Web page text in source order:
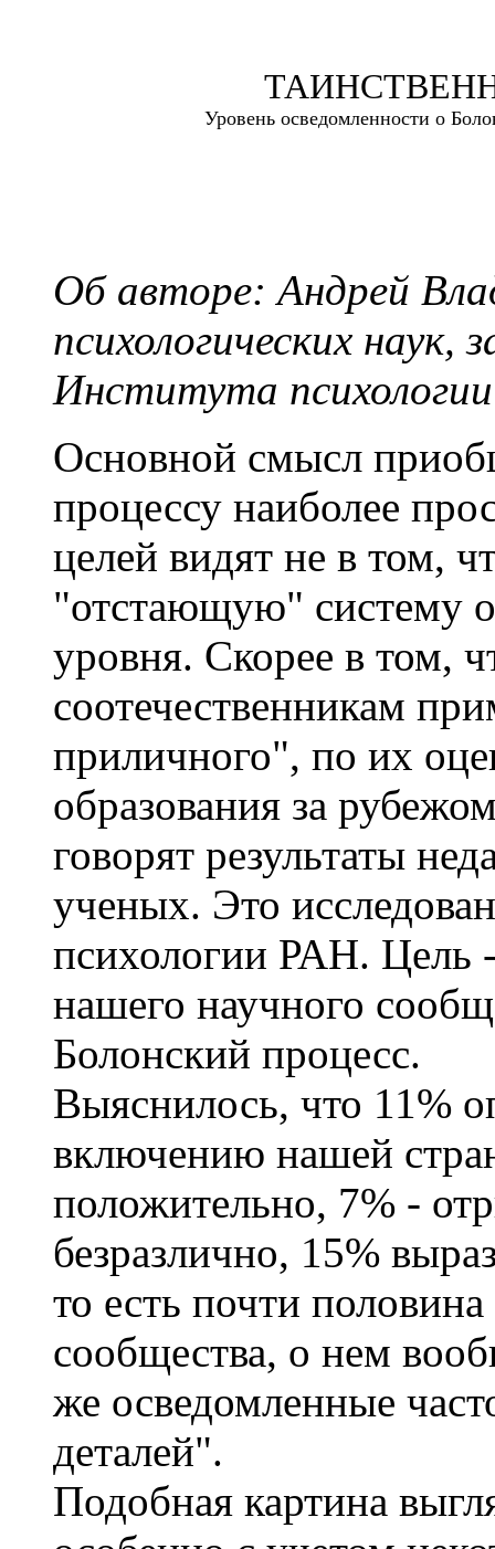
Уровень осведомленности о
Об авторе: Андрей
психологических
Института
Основной смысл
процессу наиболее
целей видят не в том,
"отстающую" систему
уровня. Скорее в том,
соотечественникам
приличного", по их
образования за
говорят результаты
ученых. Это
психологии РАН. Цель
нашего научного
Болонский процесс.
Выяснилось, что 11%
включению нашей
положительно, 7% -
безразлично, 15%
то есть почти
сообщества, о нем
же осведомленные
деталей".
Подобная картина